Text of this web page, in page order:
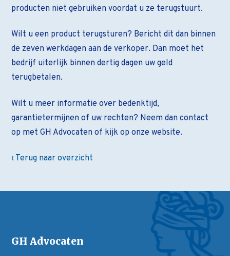
producten niet gebruiken voordat u ze terugstuurt.
Wilt u een product terugsturen? Bericht dit dan binnen
de zeven werkdagen aan de verkoper. Dan moet het
bedrijf uiterlijk binnen dertig dagen uw geld
terugbetalen.
Wilt u meer informatie over bedenktijd,
garantietermijnen of uw rechten? Neem dan contact
op met GH Advocaten of kijk op onze website.
‹ Terug naar overzicht
GH Advocaten